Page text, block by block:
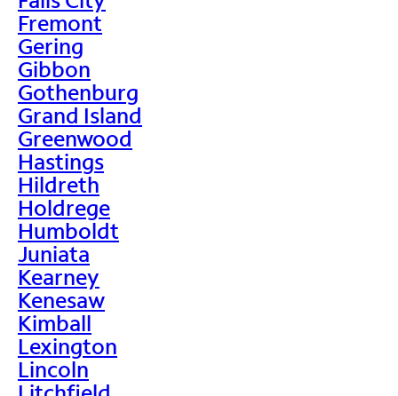
Fremont
Gering
Gibbon
Gothenburg
Grand Island
Greenwood
Hastings
Hildreth
Holdrege
Humboldt
Juniata
Kearney
Kenesaw
Kimball
Lexington
Lincoln